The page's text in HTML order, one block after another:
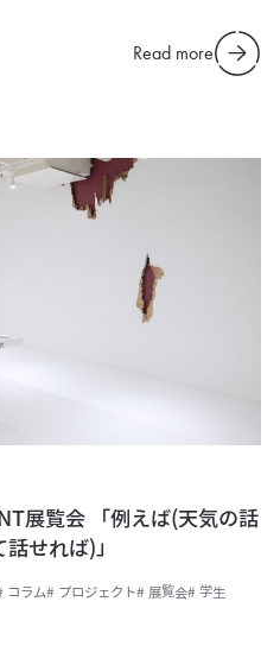
Read more
展覧会 「例えば(天気の話
せれば)」
コラム# プロジェクト# 展覧会# 学生